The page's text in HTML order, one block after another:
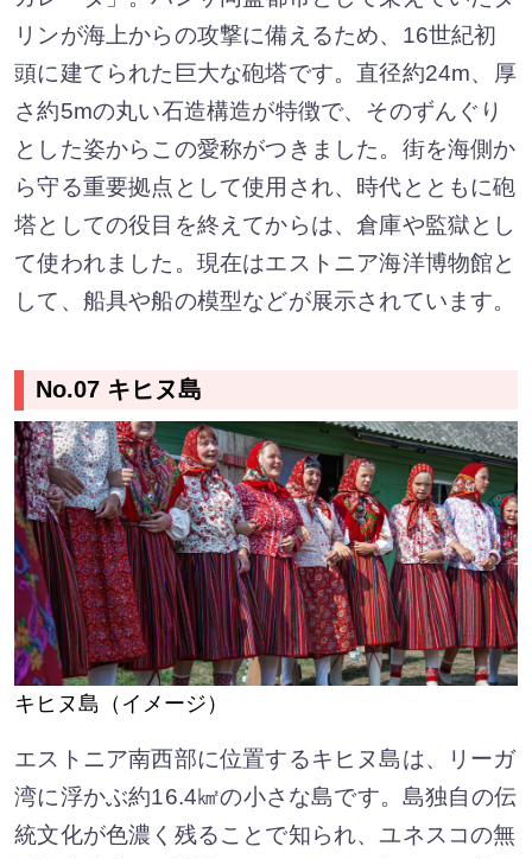
リンが海上からの攻撃に備えるため、16世紀初
頭に建てられた巨大な砲塔です。直径約24m、厚
さ約5mの丸い石造構造が特徴で、そのずんぐり
とした姿からこの愛称がつきました。街を海側か
ら守る重要拠点として使用され、時代とともに砲
塔としての役目を終えてからは、倉庫や監獄とし
て使われました。現在はエストニア海洋博物館と
して、船具や船の模型などが展示されています。
No.07 キヒヌ島
キヒヌ島（イメージ）
エストニア南西部に位置するキヒヌ島は、リーガ
湾に浮かぶ約16.4㎢の小さな島です。島独自の伝
統文化が色濃く残ることで知られ、ユネスコの無